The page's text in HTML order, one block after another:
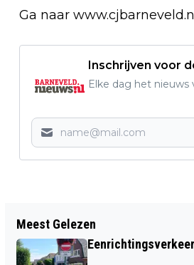
Ga naar
Inschrijven voor
Elke dag het nieuws
SGP -
KAMERLID ANDRÉ
Meest Gelezen